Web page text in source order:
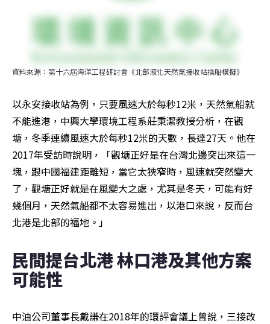
資料來源：第十六屆海洋工程研討會《北部液化天然氣接收站操船模擬》
以永安接收站為例，只要風速大於每秒12米，天然氣船就
不能進港，中興大學環境工程系莊秉潔教授分析，在觀
塘，冬季連續風速大於每秒12米的天數，長達27天。他在
2017年受訪時說明，「觀塘正好是在台灣北邊突出來這一
塊，跟中國福建距離短，當它太狹窄時，風速就突然變大
了，觀塘正好就是在風變大之處，尤其是冬天，可能有好
幾個月，天然氣船都不太容易進出，以港口來說，反而台
北港是北部的福地。」
民間提台北港 林口港及其他方案
可能性
中油公司董事長戴謙在2018年的環評會議上曾說，三接改